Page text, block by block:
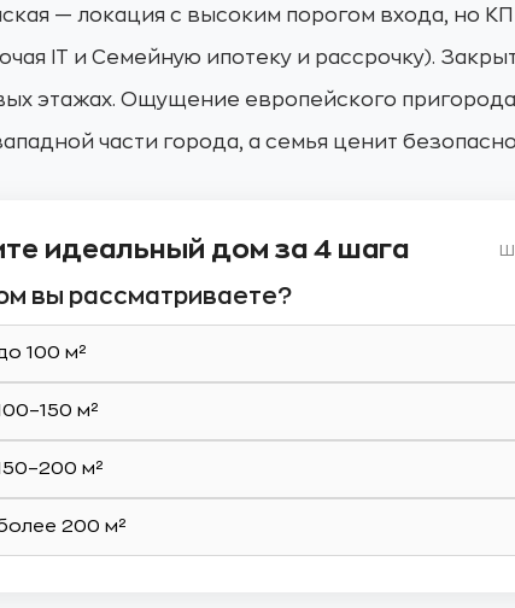
— локация с высоким порогом входа, но
IT и Семейную ипотеку и рассрочку).
этажах. Ощущение европейского
части города, а семья ценит
идеальный дом за 4 шага
вы рассматриваете?
100 м²
м²
м²
200 м²